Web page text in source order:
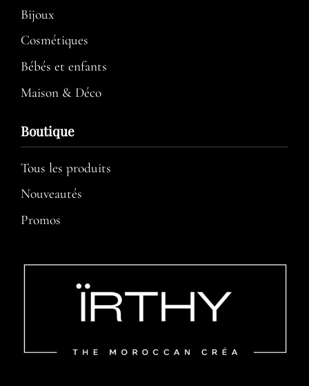
Bijoux
Cosmétiques
Bébés et enfants
Maison & Déco
Boutique
Tous les produits
Nouveautés
Promos